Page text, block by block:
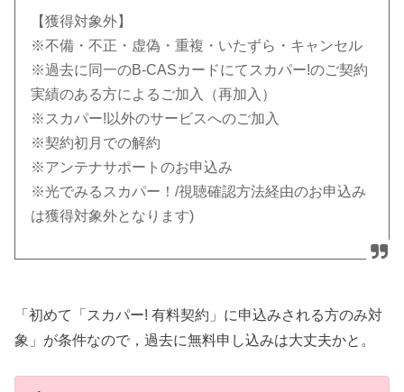
【獲得対象外】
※不備・不正・虚偽・重複・いたずら・キャンセル
※過去に同一のB-CASカードにてスカパー!のご契約
実績のある方によるご加入（再加入）
※スカパー!以外のサービスへのご加入
※契約初月での解約
※アンテナサポートのお申込み
※光でみるスカパー！/視聴確認方法経由のお申込み
は獲得対象外となります)
「初めて「スカパー! 有料契約」に申込みされる方のみ対
象」が条件なので，過去に無料申し込みは大丈夫かと。